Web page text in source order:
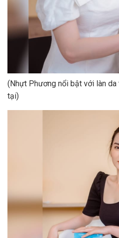
(Nhựt Phương nổi bật với làn
tại)